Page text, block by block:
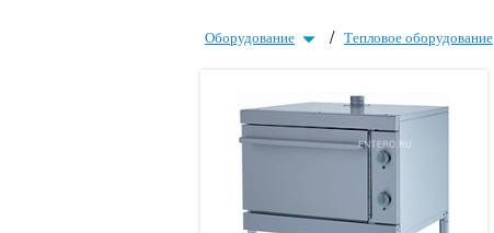
Оборудование / Тепловое оборудование